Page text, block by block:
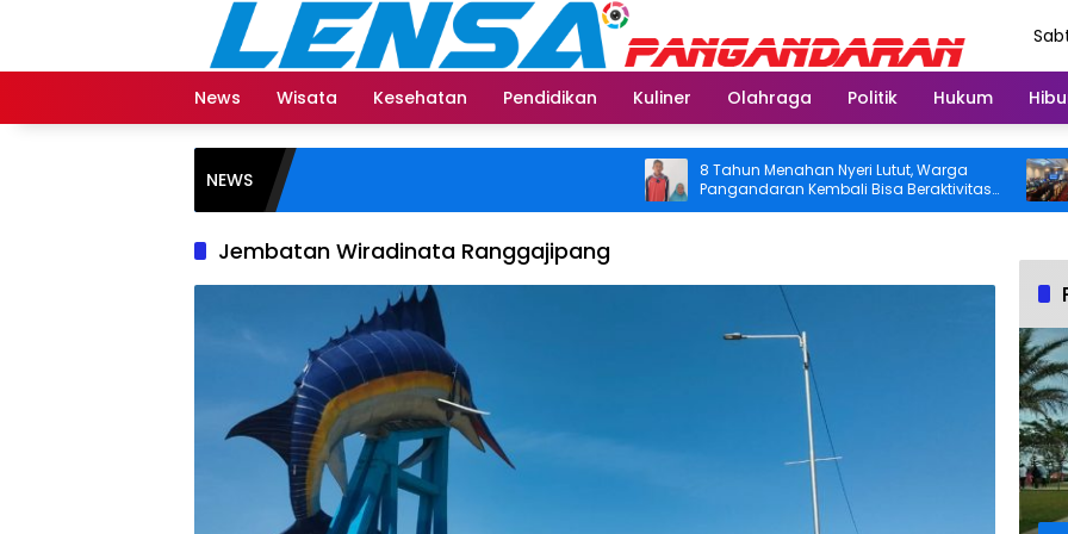
News
Wisata Kesehatan Pendidikan Kuliner Olahraga Politik Hukum
NEWS
8 Tahun Menahan Nyeri Lutut, Warga
Pangandaran Kembali Bisa Beraktivitas
Usai Operasi Gratis Ditanggung BPJS
Jembatan Wiradinata Ranggajipang